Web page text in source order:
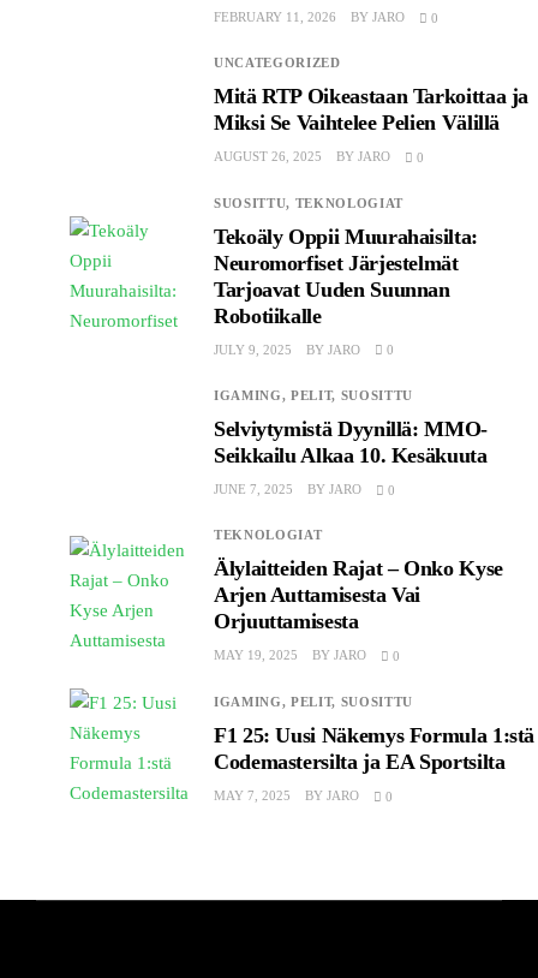
FEBRUARY 11, 2026 BYJARO 0
UNCATEGORIZED
Mitä RTP Oikeastaan ​​Tarkoittaa ja
Miksi Se Vaihtelee Pelien Välillä
AUGUST 26, 2025 BYJARO 0
SUOSITTU, TEKNOLOGIAT
Tekoäly Oppii Muurahaisilta:
Neuromorfiset Järjestelmät
Tarjoavat Uuden Suunnan
Robotiikalle
JULY 9, 2025 BYJARO 0
IGAMING, PELIT, SUOSITTU
Selviytymistä Dyynillä: MMO-
Seikkailu Alkaa 10. Kesäkuuta
JUNE 7, 2025 BYJARO 0
TEKNOLOGIAT
Älylaitteiden Rajat – Onko Kyse
Arjen Auttamisesta Vai
Orjuuttamisesta
MAY 19, 2025 BYJARO 0
IGAMING, PELIT, SUOSITTU
F1 25: Uusi Näkemys Formula 1:stä
Codemastersilta ja EA Sportsilta
MAY 7, 2025 BYJARO 0